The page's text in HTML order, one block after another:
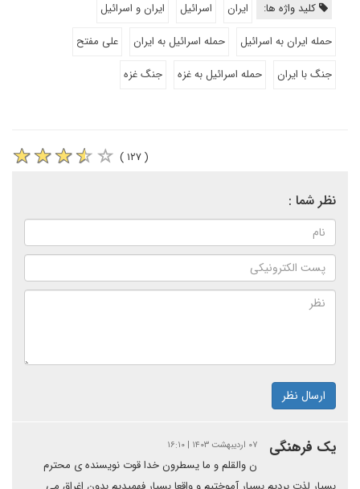
کلید واژه ها: ایران اسرائیل
ایران و اسرائیل
حمله ایران به اسرائیل
حمله اسرائیل به ایران
علی مفتح
جنگ با ایران
حمله اسرائیل به غزه جنگ غزه
( ۱۲۷ )
نظر شما :
ارسال نظر
یک فرهنگی ۰۷ اردیبهشت ۱۴۰۳ | ۱۶:۱۰
ن والقلم و ما یسطرون خدا قوت نویسنده ی محترم